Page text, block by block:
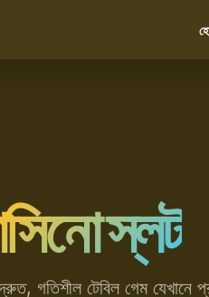
স্লট
টেবিল গেম যেখানে